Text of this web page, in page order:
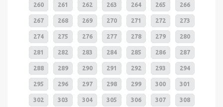
260 261 262 263 264 265 266
267 268 269 270 271 272 273
274 275 276 277 278 279 280
281 282 283 284 285 286 287
288 289 290 291 292 293 294
295 296 297 298 299 300 301
302 303 304 305 306 307 308